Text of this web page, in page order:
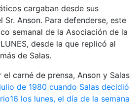
cargaban desde sus
Anson. Para defenderse, este
semanal de la Asociación de la
desde la que replicó al
de Salas.
carné de prensa, Anson y Salas
de 1980 cuando Salas decidió
los lunes, el día de la semana